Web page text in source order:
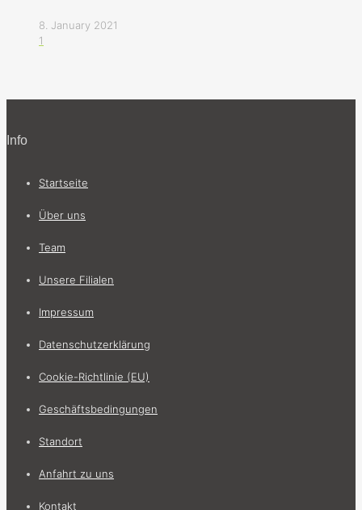
8. January 2021
1
Info
Startseite
Über uns
Team
Unsere Filialen
Impressum
Datenschutzerklärung
Cookie-Richtlinie (EU)
Geschäftsbedingungen
Standort
Anfahrt zu uns
Kontakt